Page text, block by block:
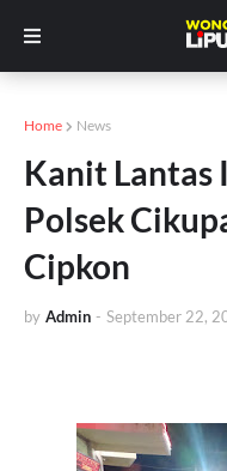
Home News
Kanit Lantas
Polsek
Cipkon
by Admin - September 22,